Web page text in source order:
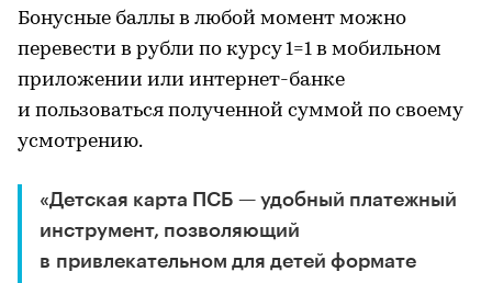
Бонусные баллы в любой момент можно
перевести в рубли по курсу 1=1 в мобильном
приложении или интернет-банке
и пользоваться полученной суммой по своему
усмотрению.
«Детская карта ПСБ — удобный платежный
инструмент, позволяющий
в привлекательном для детей формате